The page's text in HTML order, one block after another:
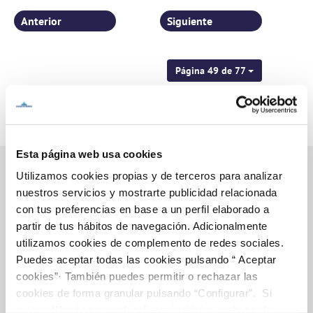
Esta página web usa cookies
Utilizamos cookies propias y de terceros para analizar
nuestros servicios y mostrarte publicidad relacionada
con tus preferencias en base a un perfil elaborado a
partir de tus hábitos de navegación. Adicionalmente
utilizamos cookies de complemento de redes sociales.
Puedes aceptar todas las cookies pulsando “ Aceptar
cookies”· También puedes permitir o rechazar las
cookies de forma granular pulsando “Configurar”. Si
Página 49 de 77
Anterior Siguiente
Inicio
Gestiones Online